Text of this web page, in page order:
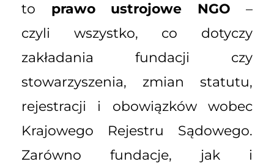
to prawo ustrojowe NGO –
czyli wszystko, co dotyczy
zakładania fundacji czy
stowarzyszenia, zmian statutu,
rejestracji i obowiązków wobec
Krajowego Rejestru Sądowego.
Zarówno fundacje, jak i